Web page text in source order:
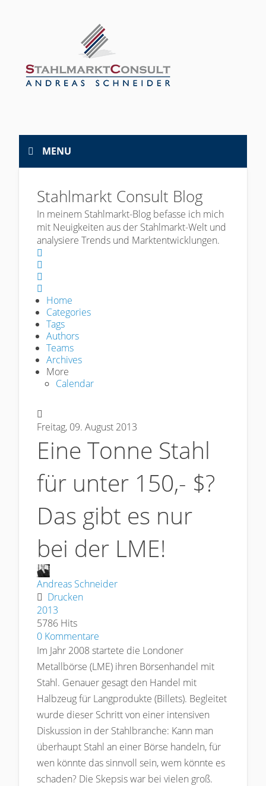
MENU
Stahlmarkt Consult Blog
In meinem Stahlmarkt-Blog befasse ich mich
mit Neuigkeiten aus der Stahlmarkt-Welt und
analysiere Trends und Marktentwicklungen.
Home
Categories
Tags
Authors
Teams
Archives
More
Calendar
Freitag, 09. August 2013
Eine Tonne Stahl
für unter 150,- $?
Das gibt es nur
bei der LME!
Andreas Schneider
Drucken
2013
5786 Hits
0 Kommentare
Im Jahr 2008 startete die Londoner
Metallbörse (LME) ihren Börsenhandel mit
Stahl. Genauer gesagt den Handel mit
Halbzeug für Langprodukte (Billets). Begleitet
wurde dieser Schritt von einer intensiven
Diskussion in der Stahlbranche: Kann man
überhaupt Stahl an einer Börse handeln, für
wen könnte das sinnvoll sein, wem könnte es
schaden? Die Skepsis war bei vielen groß.